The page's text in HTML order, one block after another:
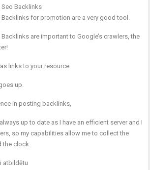
Seo Backlinks
Backlinks for promotion are a very good tool.
Backlinks are important to Google’s crawlers, the
links to your resource
up.
in posting backlinks,
up to date as I have an efficient server and I
so my capabilities allow me to collect the
the clock.
atbildētu